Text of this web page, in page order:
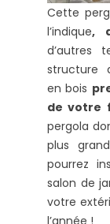
Cette
l’indique,
d’autres
structure
en bois
de votre
pergola
plus
pourrez
salon de
votre